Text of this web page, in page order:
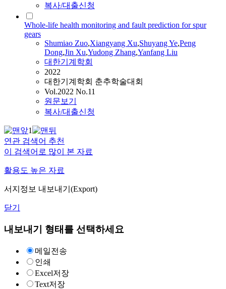
복사/대출신청
Whole-life health monitoring and fault prediction for spur
gears
Shumiao Zuo,Xiangyang Xu,Shuyang Ye,Peng
Dong,Jin Xu,Yudong Zhang,Yanfang Liu
대한기계학회
2022
대한기계학회 춘추학술대회
Vol.2022 No.11
원문보기
복사/대출신청
1
연관 검색어 추천
이 검색어로 많이 본 자료
활용도 높은 자료
서지정보 내보내기(Export)
닫기
내보내기 형태를 선택하세요
메일전송
인쇄
Excel저장
Text저장